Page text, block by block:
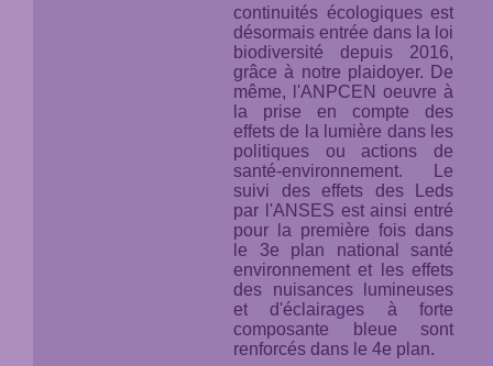
continuités écologiques est
désormais entrée dans la loi
biodiversité depuis 2016,
grâce à notre plaidoyer. De
même, l'ANPCEN oeuvre à
la prise en compte des
effets de la lumière dans les
politiques ou actions de
santé-environnement. Le
suivi des effets des Leds
par l'ANSES est ainsi entré
pour la première fois dans
le 3e plan national santé
environnement et les effets
des nuisances lumineuses
et d'éclairages à forte
composante bleue sont
renforcés dans le 4e plan.